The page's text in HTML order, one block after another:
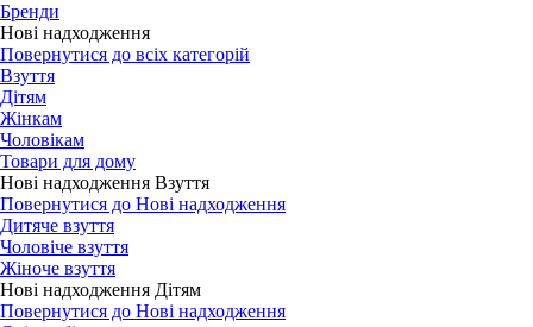
Бренди
Нові надходження
Повернутися до всіх категорій
Взуття
Дітям
Жінкам
Чоловікам
Товари для дому
Нові надходження Взуття
Повернутися до Нові надходження
Дитяче взуття
Чоловіче взуття
Жіноче взуття
Нові надходження Дітям
Повернутися до Нові надходження